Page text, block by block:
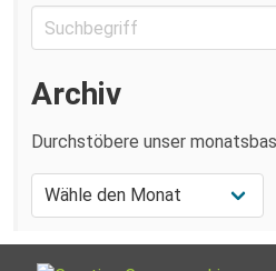
Archiv
Durchstöbere unser